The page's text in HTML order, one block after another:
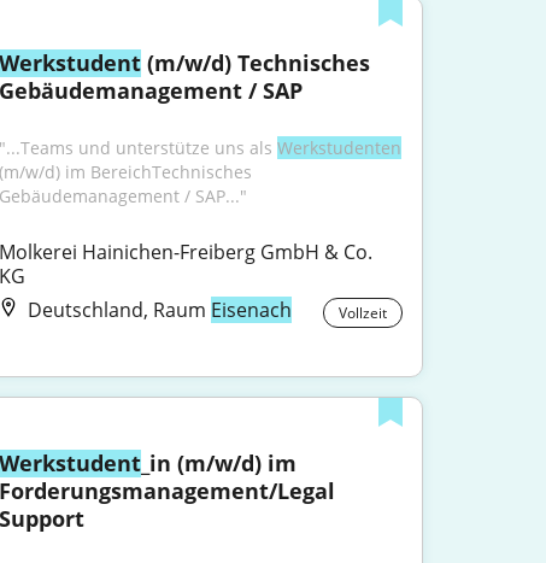
Werkstudent (m/w/d) Technisches
Gebäudemanagement / SAP
"...Teams und unterstütze uns als Werkstudenten
(m/w/d) im BereichTechnisches
Gebäudemanagement / SAP..."
Molkerei Hainichen-Freiberg GmbH & Co.
KG
Deutschland, Raum Eisenach Vollzeit
Werkstudent_in (m/w/d) im
Forderungsmanagement/Legal
Support